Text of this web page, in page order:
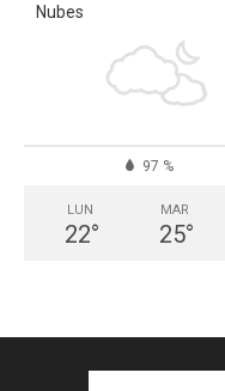
Nubes
97 %
LUN
22°
MAR
25°